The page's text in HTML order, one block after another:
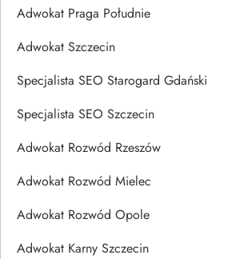
Adwokat Praga Południe
Adwokat Szczecin
Specjalista SEO Starogard Gdański
Specjalista SEO Szczecin
Adwokat Rozwód Rzeszów
Adwokat Rozwód Mielec
Adwokat Rozwód Opole
Adwokat Karny Szczecin